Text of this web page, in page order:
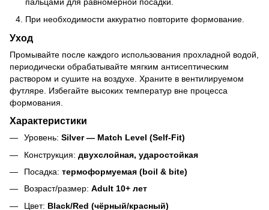
пальцами для равномерной посадки.
При необходимости аккуратно повторите формование.
Уход
Промывайте после каждого использования прохладной водой,
периодически обрабатывайте мягким антисептическим
раствором и сушите на воздухе. Храните в вентилируемом
футляре. Избегайте высоких температур вне процесса
формования.
Характеристики
Уровень: Silver — Match Level (Self-Fit)
Конструкция: двухслойная, ударостойкая
Посадка: термоформуемая (boil & bite)
Возраст/размер: Adult 10+ лет
Цвет: Black/Red (чёрный/красный)